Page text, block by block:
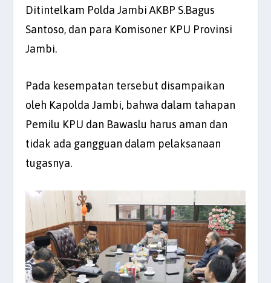
Ditintelkam Polda Jambi AKBP S.Bagus
Santoso, dan para Komisoner KPU Provinsi
Jambi.
Pada kesempatan tersebut disampaikan
oleh Kapolda Jambi, bahwa dalam tahapan
Pemilu KPU dan Bawaslu harus aman dan
tidak ada gangguan dalam pelaksanaan
tugasnya.